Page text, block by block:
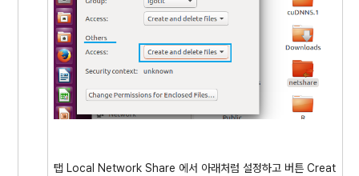
탭 Local Network Share 에서 아래처럼 설정하고 버튼 Creat